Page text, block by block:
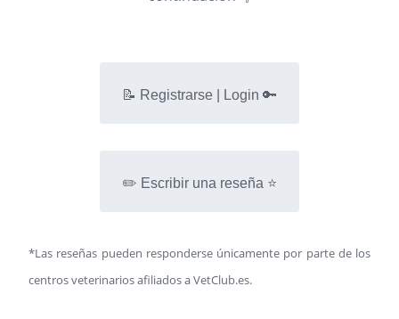
📝 Registrarse | Login 🔑
✏️ Escribir una reseña ⭐
*Las reseñas pueden responderse únicamente por parte de los
centros veterinarios afiliados a VetClub.es.